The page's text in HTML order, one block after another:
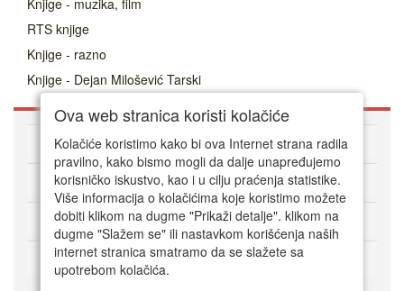
Knjige - muzika, film
RTS knjige
Knjige - razno
Knjige - Dejan Milošević Tarski
O DVD Zoni
Kako kupovati online
Korisnički servis
Način plaćanja
Ova web stranica koristi kolačiće
Kolačiće koristimo kako bi ova Internet strana radila
pravilno, kako bismo mogli da dalje unapređujemo
korisničko iskustvo, kao i u cilju praćenja statistike.
Više informacija o kolačićima koje koristimo možete
dobiti klikom na dugme "Prikaži detalje". klikom na
dugme "Slažem se" ili nastavkom korišćenja naših
internet stranica smatramo da se slažete sa
upotrebom kolačića.